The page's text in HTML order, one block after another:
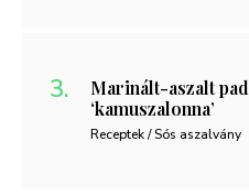
Marinált-aszalt
‘kamuszalonna’
Receptek / Sós aszalvány